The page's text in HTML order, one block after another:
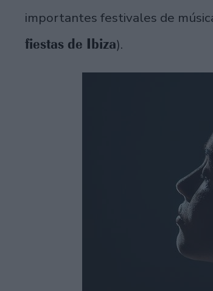
importantes festivales de
fiestas de Ibiza).